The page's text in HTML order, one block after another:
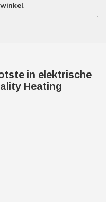
in elektrische
Heating